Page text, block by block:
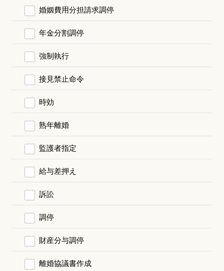
婚姻費用分担請求調停
年金分割調停
強制執行
接見禁止命令
時効
熟年離婚
監護者指定
給与差押え
訴訟
調停
財産分与調停
離婚協議書作成